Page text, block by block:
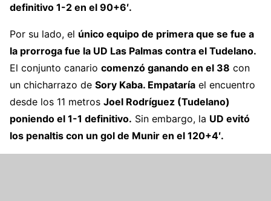
definitivo 1-2 en el 90+6′.
Por su lado, el único equipo de primera que se fue a
la prorroga fue la UD Las Palmas contra el Tudelano.
El conjunto canario comenzó ganando en el 38 con
un chicharrazo de Sory Kaba. Empataría el encuentro
desde los 11 metros Joel Rodríguez (Tudelano)
poniendo el 1-1 definitivo. Sin embargo, la UD evitó
los penaltis con un gol de Munir en el 120+4′.